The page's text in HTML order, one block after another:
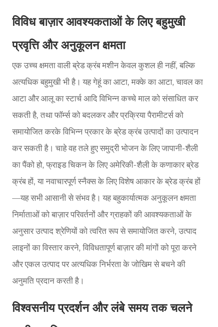
विविध बाज़ार आवश्यकताओं के लिए बहुमुखी
प्रवृत्ति और अनुकूलन क्षमता
एक उच्च क्षमता वाली ब्रेड क्रंब मशीन केवल कुशल ही नहीं, बल्कि
अत्यधिक बहुमुखी भी है। यह गेहूं का आटा, मक्के का आटा, चावल का
आटा और आलू का स्टार्च आदि विभिन्न कच्चे माल को संसाधित कर
सकती है, तथा फॉर्म्स को बदलकर और प्रक्रिया पैरामीटर्स को
समायोजित करके विभिन्न प्रकार के ब्रेड क्रंब उत्पादों का उत्पादन
कर सकती है। चाहे वह तले हुए समुद्री भोजन के लिए जापानी-शैली
का पैंको हो, फ्राइड चिकन के लिए अमेरिकी-शैली के कणाकार ब्रेड
क्रंब हों, या नवाचारपूर्ण स्नैक्स के लिए विशेष आकार के ब्रेड क्रंब हों
—यह सभी आसानी से संभव है। यह बहुकार्यात्मक अनुकूलन क्षमता
निर्माताओं को बाज़ार परिवर्तनों और ग्राहकों की आवश्यकताओं के
अनुसार उत्पाद श्रेणियों को त्वरित रूप से समायोजित करने, उत्पाद
लाइनों का विस्तार करने, विविधतापूर्ण बाज़ार की मांगों को पूरा करने
और एकल उत्पाद पर अत्यधिक निर्भरता के जोखिम से बचने की
अनुमति प्रदान करती है।
विश्वसनीय प्रदर्शन और लंबे समय तक चलने